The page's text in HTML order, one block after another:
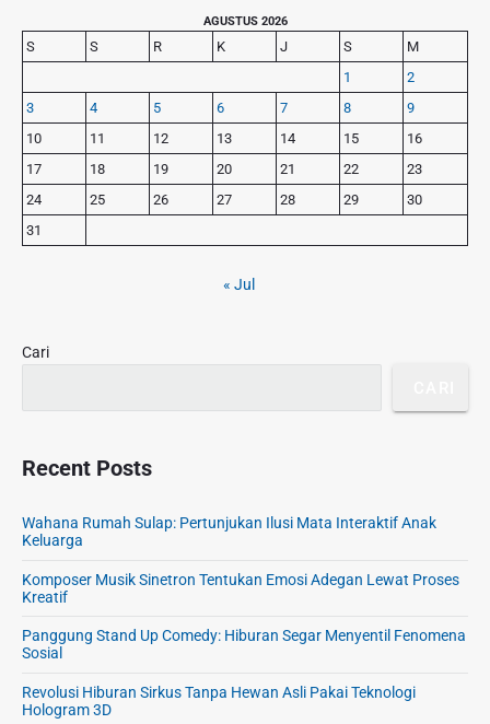
o
s
s
t
:
t
p
r
i
m
a
r
y
S
d
e
AGUSTUS 2026
S S R K J S
M
1
2
3
4 5 6 7 8
9
10
11 12 13 14 15
16
17
18 19 20 21 22
23
24
25 26 27 28 29
30
31
« Jul
Cari
Recent Posts
Wahana Rumah Sulap: Pertunjukan Ilusi Mata Interaktif Anak
Keluarga
Komposer Musik Sinetron Tentukan Emosi Adegan Lewat Proses
Kreatif
Panggung Stand Up Comedy: Hiburan Segar Menyentil Fenomena
Sosial
Revolusi Hiburan Sirkus Tanpa Hewan Asli Pakai Teknologi
Hologram 3D